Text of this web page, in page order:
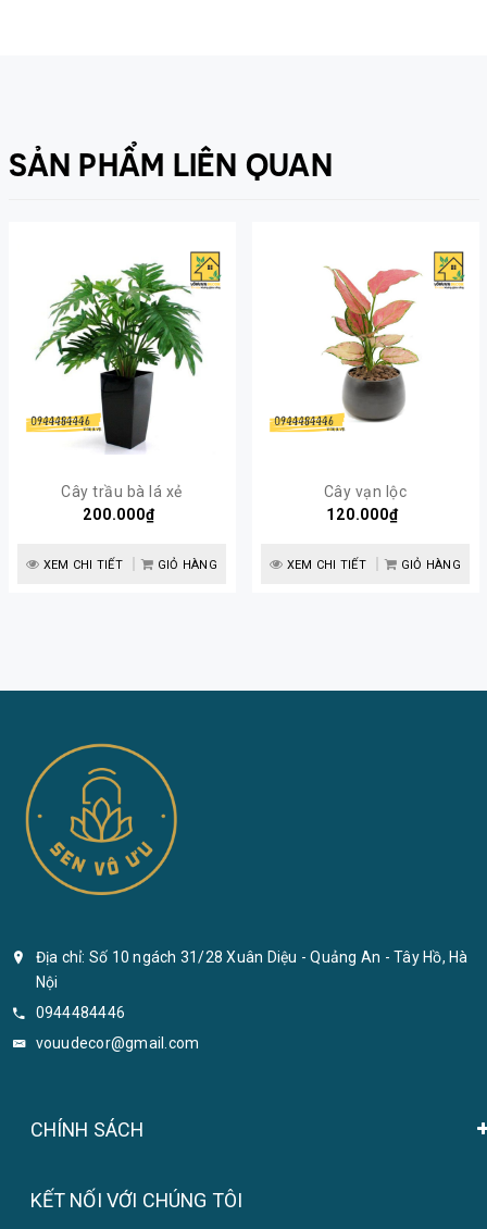
SẢN PHẨM LIÊN QUAN
Cây trầu bà lá xẻ
200.000₫
XEM CHI TIẾT GIỎ HÀNG
Cây vạn lộc
120.000₫
XEM CHI TIẾT GIỎ HÀNG
Địa chỉ: Số 10 ngách 31/28 Xuân Diệu - Quảng An - Tây Hồ, Hà
Nội
0944484446
vouudecor@gmail.com
CHÍNH SÁCH
KẾT NỐI VỚI CHÚNG TÔI